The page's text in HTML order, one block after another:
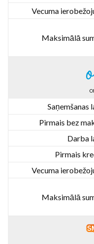
Vecuma
Maksimālā
Saņemšanas
Pirmais bez
Darba
Pirmais
Vecuma
Maksimālā